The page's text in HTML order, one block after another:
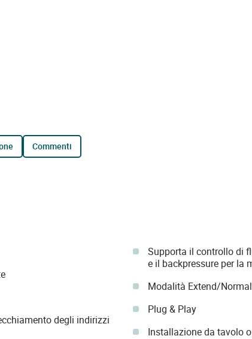
commenti
degli indirizzi
Supporta il controllo di
e il backpressure per la
Modalità Extend/
Plug & Play
Installazione da tavolo